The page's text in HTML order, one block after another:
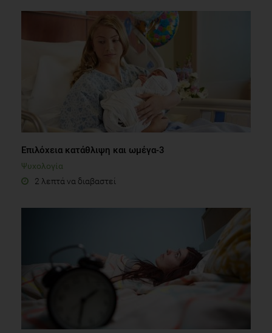
Επιλόχεια κατάθλιψη και ωμέγα-3
Ψυχολογία
2 λεπτά να διαβαστεί